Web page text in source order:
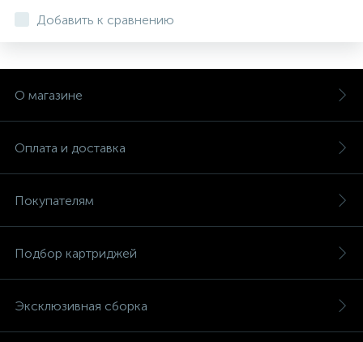
Добавить к сравнению
О магазине
Оплата и доставка
Покупателям
Подбор картриджей
Эксклюзивная сборка